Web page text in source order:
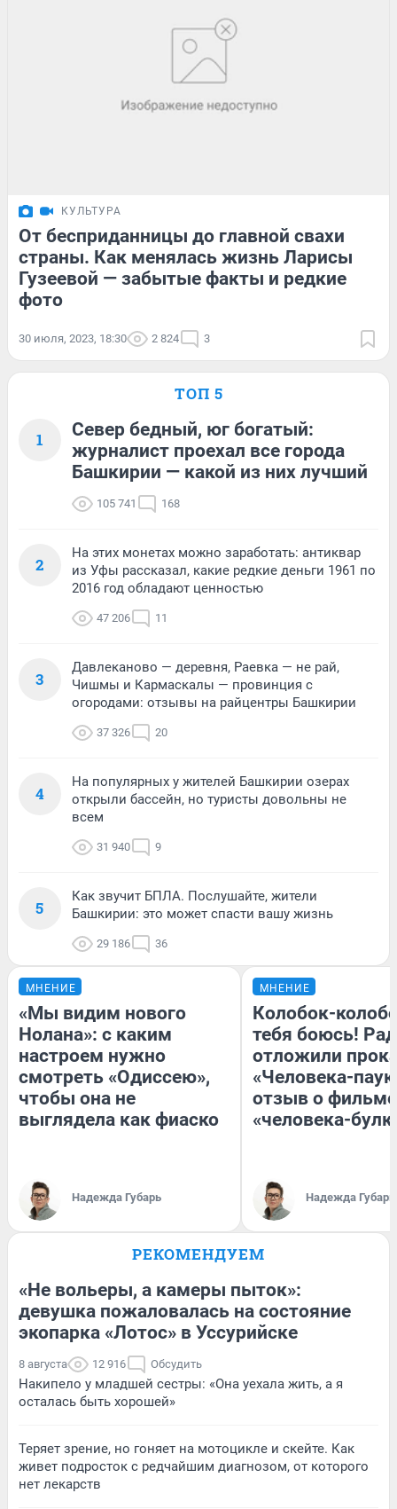
КУЛЬТУРА
От бесприданницы до главной свахи
страны. Как менялась жизнь Ларисы
Гузеевой — забытые факты и редкие
фото
30 июля, 2023, 18:30 2 824 3
ТОП 5
1
Север бедный, юг богатый:
журналист проехал все города
Башкирии — какой из них лучший
105 741 168
2
На этих монетах можно заработать: антиквар
из Уфы рассказал, какие редкие деньги 1961 по
2016 год обладают ценностью
47 206 11
3
Давлеканово — деревня, Раевка — не рай,
Чишмы и Кармаскалы — провинция с
огородами: отзывы на райцентры Башкирии
37 326 20
4
На популярных у жителей Башкирии озерах
открыли бассейн, но туристы довольны не
всем
31 940 9
5
Как звучит БПЛА. Послушайте, жители
Башкирии: это может спасти вашу жизнь
29 186 36
МНЕНИЕ
«Мы видим нового
Нолана»: с каким
настроем нужно
смотреть «Одиссею»,
чтобы она не
выглядела как фиаско
Надежда Губарь
МНЕНИЕ
Колобок-
тебя боюсь!
отложили
«Человека-
отзыв о
«человека-
Надежда Губарь
РЕКОМЕНДУЕМ
«Не вольеры, а камеры пыток»:
девушка пожаловалась на состояние
экопарка «Лотос» в Уссурийске
8 августа 12 916 Обсудить
Накипело у младшей сестры: «Она уехала жить, а я
осталась быть хорошей»
Теряет зрение, но гоняет на мотоцикле и скейте. Как
живет подросток с редчайшим диагнозом, от которого
нет лекарств